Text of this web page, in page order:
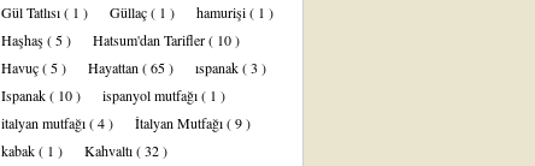
Gül Tatlısı( 1 ) Güllaç( 1 ) hamurişi( 1 )
Haşhaş( 5 ) Hatsum'dan Tarifler( 10 )
Havuç( 5 ) Hayattan ( 65 ) ıspanak( 3 )
Ispanak( 10 ) ispanyol mutfağı( 1 )
italyan mutfağı( 4 ) İtalyan Mutfağı( 9 )
kabak( 1 ) Kahvaltı( 32 )